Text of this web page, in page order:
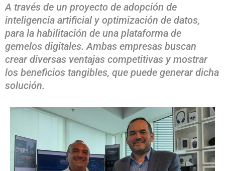
A través de un proyecto de adopción de
inteligencia artificial y optimización de datos,
para la habilitación de una plataforma de
gemelos digitales. Ambas empresas buscan
crear diversas ventajas competitivas y mostrar
los beneficios tangibles, que puede generar dicha
solución.